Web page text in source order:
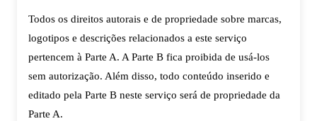
Todos os direitos autorais e de propriedade sobre marcas,
logotipos e descrições relacionados a este serviço
pertencem à Parte A. A Parte B fica proibida de usá-los
sem autorização. Além disso, todo conteúdo inserido e
editado pela Parte B neste serviço será de propriedade da
Parte A.